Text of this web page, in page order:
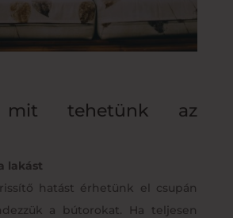
mit tehetünk az
lakást
hatást érhetünk el csupán
a bútorokat. Ha teljesen